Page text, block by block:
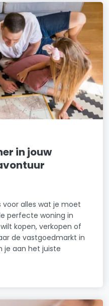
in jouw
voor alles wat je moet
perfecte woning in
kopen, verkopen of
de vastgoedmarkt in
je aan het juiste